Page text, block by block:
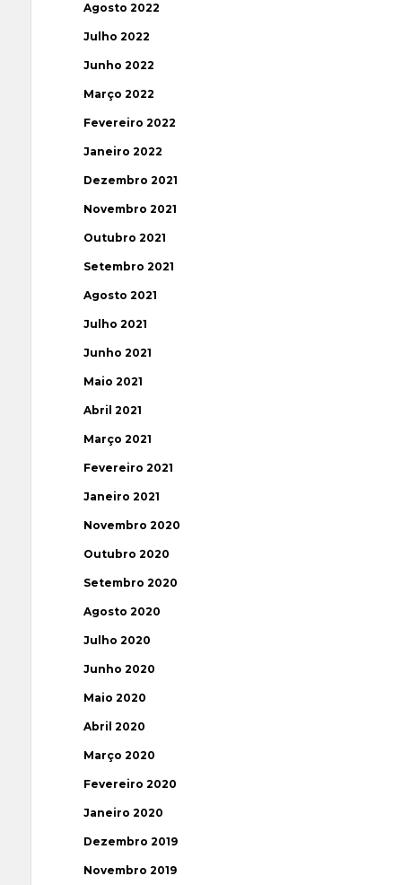
Agosto 2022
Julho 2022
Junho 2022
Março 2022
Fevereiro 2022
Janeiro 2022
Dezembro 2021
Novembro 2021
Outubro 2021
Setembro 2021
Agosto 2021
Julho 2021
Junho 2021
Maio 2021
Abril 2021
Março 2021
Fevereiro 2021
Janeiro 2021
Novembro 2020
Outubro 2020
Setembro 2020
Agosto 2020
Julho 2020
Junho 2020
Maio 2020
Abril 2020
Março 2020
Fevereiro 2020
Janeiro 2020
Dezembro 2019
Novembro 2019